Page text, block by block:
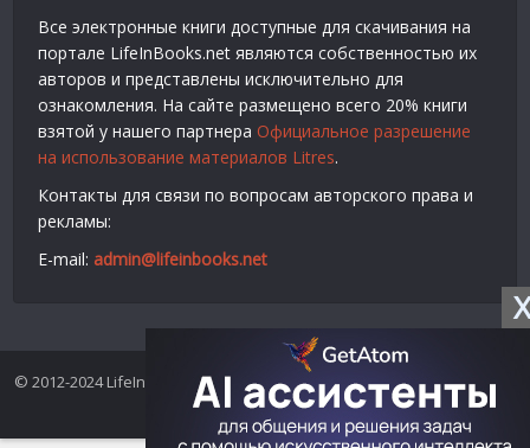
X
Все электронные книги доступные для скачивания на
портале LifeInBooks.net являются собственностью их
авторов и представлены исключительно для
ознакомления. На сайте размещено всего 20% книги
взятой у нашего партнера Официальное разрешение
на использование материалов Litres.
Контакты для связи по вопросам авторского права и
рекламы:
E-mail: admin@lifeinbooks.net
© 2012-2024 LifeInBooks.net - Скачать бесплатно книги в форматах
fb2, epub, pdf, txt, rtf.